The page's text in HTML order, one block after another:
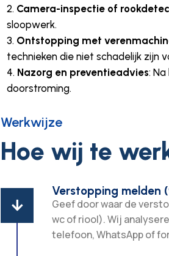
Camera-inspectie of
sloopwerk.
Ontstopping met
technieken die niet schadelijk zijn
Nazorg en preventieadvies:
doorstroming.
Werkwijze
Hoe wij te

Verstopping melden
Geef door waar de
wc of riool). Wij
telefoon, WhatsApp of